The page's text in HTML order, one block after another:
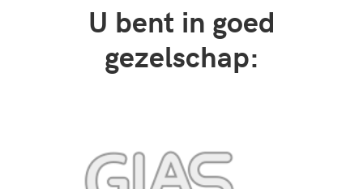
U bent in goed
gezelschap: